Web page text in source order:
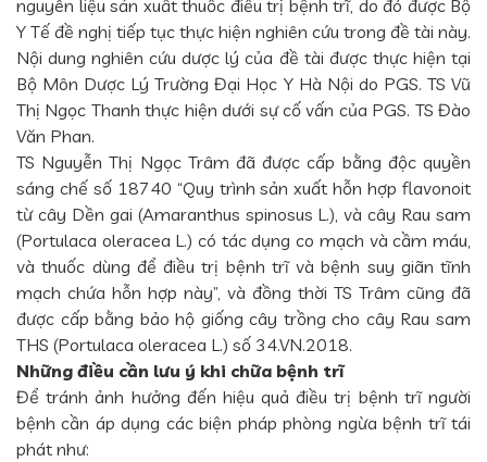
nguyên liệu sản xuất thuốc điều trị bệnh trĩ, do đó được Bộ
Y Tế đề nghị tiếp tục thực hiện nghiên cứu trong đề tài này.
Nội dung nghiên cứu dược lý của đề tài được thực hiện tại
Bộ Môn Dược Lý Trường Đại Học Y Hà Nội do PGS. TS Vũ
Thị Ngọc Thanh thực hiện dưới sự cố vấn của PGS. TS Đào
Văn Phan.
TS Nguyễn Thị Ngọc Trâm đã được cấp bằng độc quyền
sáng chế số 18740 “Quy trình sản xuất hỗn hợp flavonoit
từ cây Dền gai (Amaranthus spinosus L.), và cây Rau sam
(Portulaca oleracea L.) có tác dụng co mạch và cầm máu,
và thuốc dùng để điều trị bệnh trĩ và bệnh suy giãn tĩnh
mạch chứa hỗn hợp này”, và đồng thời TS Trâm cũng đã
được cấp bằng bảo hộ giống cây trồng cho cây Rau sam
THS (Portulaca oleracea L.) số 34.VN.2018.
Những điều cần lưu ý khi chữa bệnh trĩ
Để tránh ảnh hưởng đến hiệu quả điều trị bệnh trĩ người
bệnh cần áp dụng các biện pháp phòng ngừa bệnh trĩ tái
phát như: